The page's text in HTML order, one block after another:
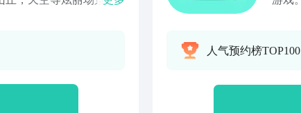
给玩家营造丰富爽快
来体
人气预约榜TOP100